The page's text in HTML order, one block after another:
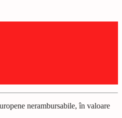
nerambursabile, în valoare